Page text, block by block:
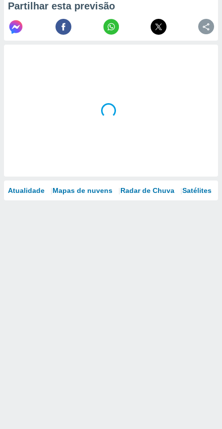
Partilhar esta previsão
Atualidade Mapas de nuvens Radar de Chuva Satélites